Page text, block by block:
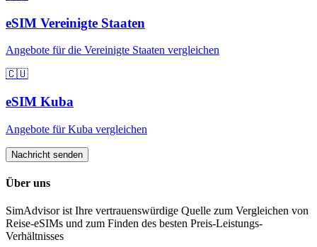
eSIM Vereinigte Staaten
Angebote fürdie Vereinigte Staaten vergleichen
🇨🇺
eSIM Kuba
Angebote fürKuba vergleichen
Nachricht senden
Über uns
SimAdvisor ist Ihre vertrauenswürdige Quelle zum Vergleichen von
Reise-eSIMs und zum Finden des besten Preis-Leistungs-
Verhältnisses